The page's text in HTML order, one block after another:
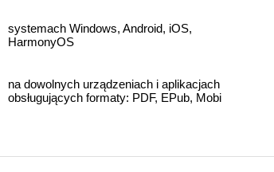
systemach Windows, Android, iOS,
HarmonyOS
na dowolnych urządzeniach i aplikacjach
obsługujących formaty: PDF, EPub, Mobi